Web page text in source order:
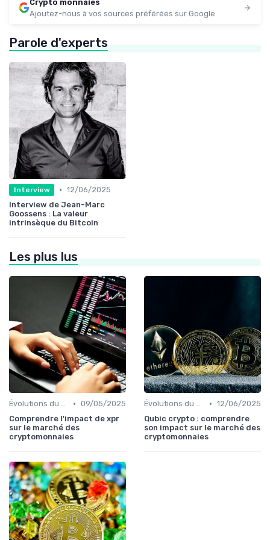
Crypto monnaies
Ajoutez-nous à vos sources préférées sur Google
Parole d'experts
Interview • 12/06/2025
Interview de Jean-Marc
Goossens : La valeur
intrinsèque du Bitcoin
Les plus lus
Évolutions du marché des cryptos • 09/05/2025
Comprendre l'impact de xpr
sur le marché des
cryptomonnaies
Évolutions du marché des cryptos • 12/06/2025
Qubic crypto : comprendre
son impact sur le marché des
cryptomonnaies